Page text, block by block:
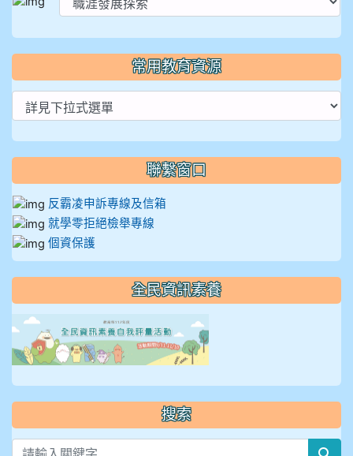
常用教育資源
聯繫窗口
反霸凌申訴專線及信箱
就學零拒絕檢舉專線
個資保護
全民資訊素養
搜索